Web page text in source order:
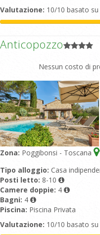
Valutazione: 10/10 basato
Anticopozzo
Nessun costo di
Zona: Poggibonsi - Toscana
Tipo alloggio: Casa
Posti letto: 8-10
Camere doppie: 4
Bagni: 4
Piscina: Piscina Privata
Valutazione: 10/10 basato